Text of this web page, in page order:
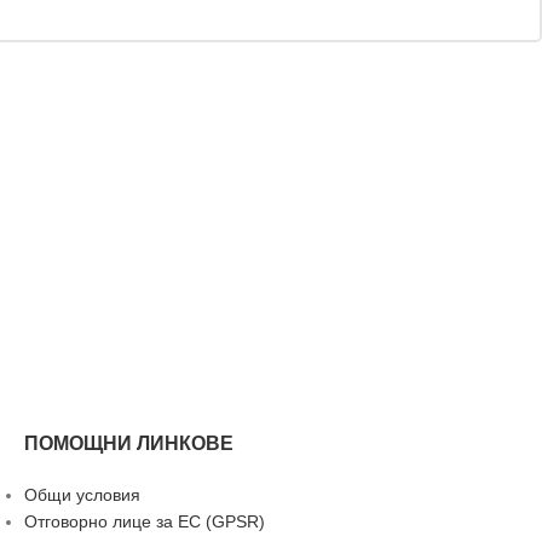
ПОМОЩНИ ЛИНКОВЕ
Общи условия
Отговорно лице за ЕС (GPSR)